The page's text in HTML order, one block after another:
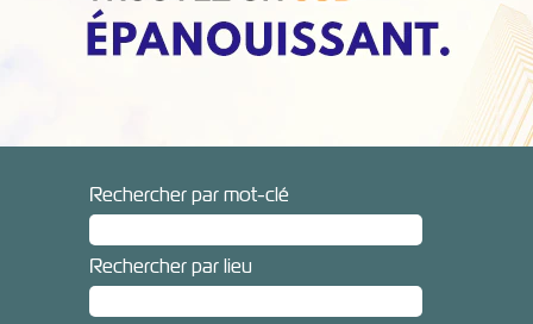
Rechercher par mot-clé
Rechercher par lieu